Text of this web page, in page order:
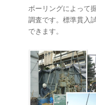
ボーリングによって
調査です。標準貫入
できます。